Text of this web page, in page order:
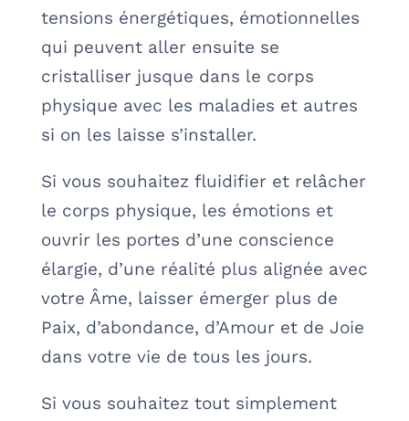
tensions énergétiques, émotionnelles
qui peuvent aller ensuite se
cristalliser jusque dans le corps
physique avec les maladies et autres
si on les laisse s’installer.
Si vous souhaitez fluidifier et relâcher
le corps physique, les émotions et
ouvrir les portes d’une conscience
élargie, d’une réalité plus alignée avec
votre Âme, laisser émerger plus de
Paix, d’abondance, d’Amour et de Joie
dans votre vie de tous les jours.
Si vous souhaitez tout simplement